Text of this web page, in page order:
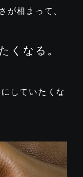
が相まって、
くなる。
していたくな